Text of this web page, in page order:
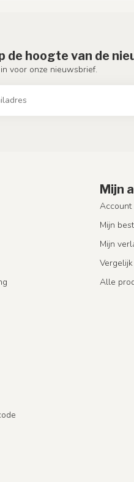
de hoogte van de
voor onze nieuwsbrief.
Mijn
Account
Mijn
Mijn
Vergelijk
Alle